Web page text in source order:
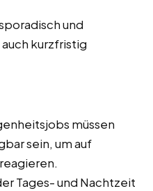
und
kurzfristig
müssen
sein, um auf
Tages- und Nachtzeit